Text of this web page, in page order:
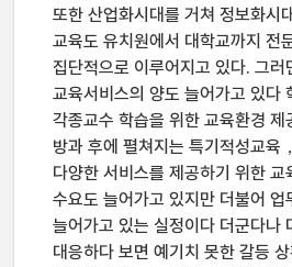
또한 산업화시대를 거쳐 정보화시
교육도 유치원에서 대학교까지 전
집단적으로 이루어지고 있다. 그
교육서비스의 양도 늘어가고 있다
각종교수 학습을 위한 교육환경 제
방과 후에 펼쳐지는 특기적성교육
다양한 서비스를 제공하기 위한 교
수요도 늘어가고 있지만 더불어 업
늘어가고 있는 실정이다 더군다나
대응하다 보면 예기치 못한 갈등